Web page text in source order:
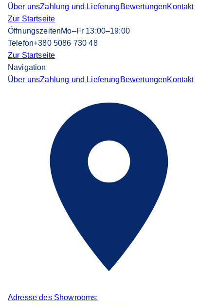
Über unsZahlung und Lieferung BewertungenKontakt
Zur Startseite
ÖffnungszeitenMo–Fr 13:00–19:00
Telefon+380 5086 730 48
Zur Startseite
Navigation
Über unsZahlung und Lieferung BewertungenKontakt
Adresse des Showrooms: